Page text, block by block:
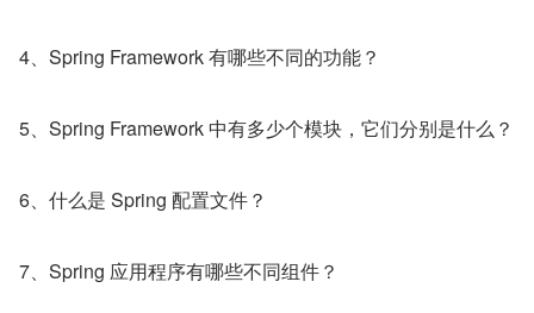
4、Spring Framework 有哪些不同的功能？
5、Spring Framework 中有多少个模块，它们分别是什么？
6、什么是 Spring 配置文件？
7、Spring 应用程序有哪些不同组件？